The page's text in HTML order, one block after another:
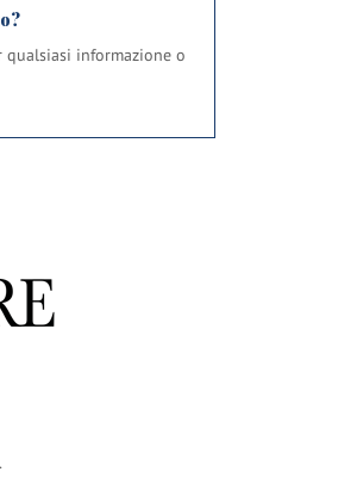
qualsiasi informazione o